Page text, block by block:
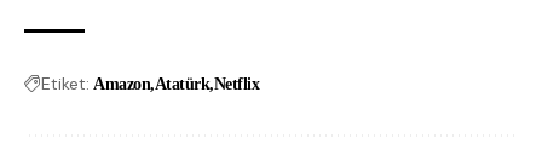
Etiket: Amazon Atatürk Netflix